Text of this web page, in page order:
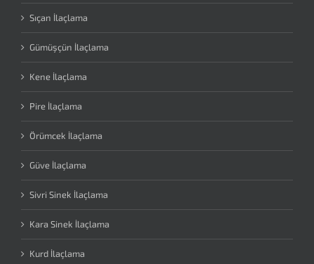
Sıçan İlaçlama
Gümüşçün İlaçlama
Kene İlaçlama
Pire İlaçlama
Örümcek İlaçlama
Güve İlaçlama
Sivri Sinek İlaçlama
Kara Sinek İlaçlama
Kurd İlaçlama